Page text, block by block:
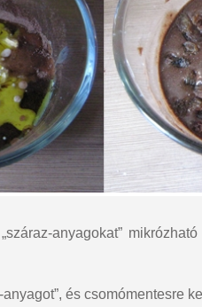
anyagokat”
és csomómentesre